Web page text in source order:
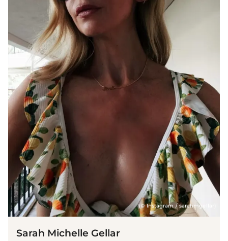
(© Instagram / sarahmgellar)
Sarah Michelle Gellar